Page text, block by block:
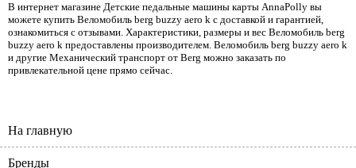
В интернет магазине Детские педальные машины карты AnnaPolly вы
можете купить Веломобиль berg buzzy aero k с доставкой и гарантией,
ознакомиться с отзывами. Характеристики, размеры и вес Веломобиль berg
buzzy aero k предоставлены производителем. Веломобиль berg buzzy aero k
и другие Механический транспорт от Berg можно заказать по
привлекательной цене прямо сейчас.
На главную
Бренды